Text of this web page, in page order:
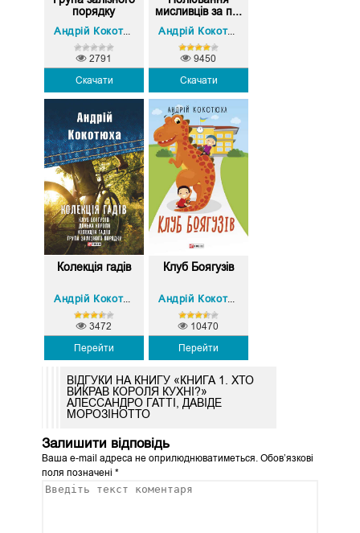
порядку
Андрій Кокотюха
Скачати
2791
мисливців за п...
Андрій Кокотюха
Скачати
9450
Колекція гадів
Андрій Кокотюха
Перейти
3472
Клуб Боягузів
Андрій Кокотюха
Перейти
10470
ВІДГУКИ НА КНИГУ «КНИГА 1. ХТО
ВИКРАВ КОРОЛЯ КУХНІ?»
АЛЕССАНДРО ГАТТІ, ДАВІДЕ
МОРОЗІНОТТО
Залишити відповідь
Ваша e-mail адреса не оприлюднюватиметься.Обов’язкові
поля позначені *